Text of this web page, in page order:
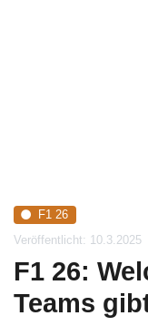
F1 26
Veröffentlicht: 10.3.2025
F1 26:
Teams